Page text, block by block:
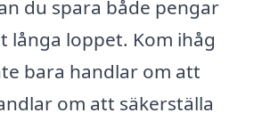
du spara både pengar
långa loppet. Kom ihåg
bara handlar om att
om att säkerställa